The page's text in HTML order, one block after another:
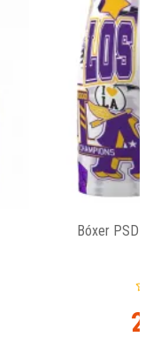
Bóxer PSD